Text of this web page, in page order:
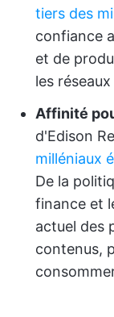
tiers des
confiance
et de
les
Affinité
d'Edison
milléniaux
De la
finance et
actuel des
contenus,